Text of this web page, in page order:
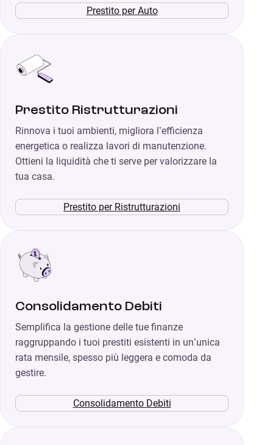
Prestito per Auto
Prestito Ristrutturazioni
Rinnova i tuoi ambienti, migliora l’efficienza
energetica o realizza lavori di manutenzione.
Ottieni la liquidità che ti serve per valorizzare la
tua casa.
Prestito per Ristrutturazioni
Consolidamento Debiti
Semplifica la gestione delle tue finanze
raggruppando i tuoi prestiti esistenti in un’unica
rata mensile, spesso più leggera e comoda da
gestire.
Consolidamento Debiti